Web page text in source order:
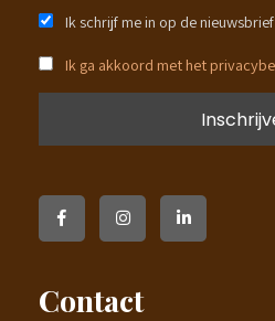
Ik schrijf me in op de nieuwsbrief
Ik ga akkoord met het
Contact